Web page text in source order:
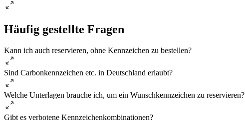
Häufig gestellte Fragen
Kann ich auch reservieren, ohne Kennzeichen zu bestellen?
Sind Carbonkennzeichen etc. in Deutschland erlaubt?
Welche Unterlagen brauche ich, um ein Wunschkennzeichen zu reservieren?
Gibt es verbotene Kennzeichenkombinationen?